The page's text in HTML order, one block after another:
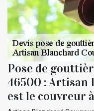
Pose de
46500 : Artisan
est le couvreur